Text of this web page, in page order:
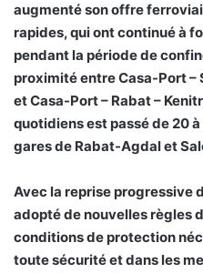
augmenté son offre
rapides, qui ont continué à
pendant la période de
proximité entre Casa-Port –
et Casa-Port – Rabat –
quotidiens est passé de 20
gares de Rabat-Agdal et
Avec la reprise progressive
adopté de nouvelles règles
conditions de protection
toute sécurité et dans les